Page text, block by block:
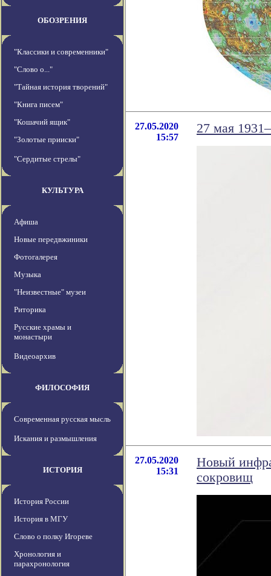
ОБОЗРЕНИЯ
"Классики и современники"
"Слово о..."
"Тайная история творений"
"Книга писем"
"Кошачий ящик"
"Золотые прииски"
"Сердитые стрелы"
КУЛЬТУРА
Афиша
Новые передвжиники
Фотогалерея
Музыка
"Неизвестные" музеи
Риторика
Русские храмы и
монастыри
Видеоархив
ФИЛОСОФИЯ
Современная русская мысль
Искания и размышления
ИСТОРИЯ
История России
История в МГУ
Слово о полку Игореве
Хронология и
парахронология
27.05.2020
15:57
27 мая
27.05.2020
15:31
Новый
сокровищ